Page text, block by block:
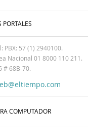
PBX: 57 (1) 2940100.
Nacional 01 8000 110 211.
# 68B-70.
COMPUTADOR